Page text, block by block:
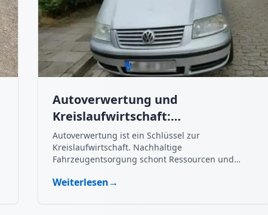
Autoverwertung und
Kreislaufwirtschaft:
Nachhaltigkeit im Fokus
Autoverwertung ist ein Schlüssel zur
Kreislaufwirtschaft. Nachhaltige
Fahrzeugentsorgung schont Ressourcen und
Weiterlesen→